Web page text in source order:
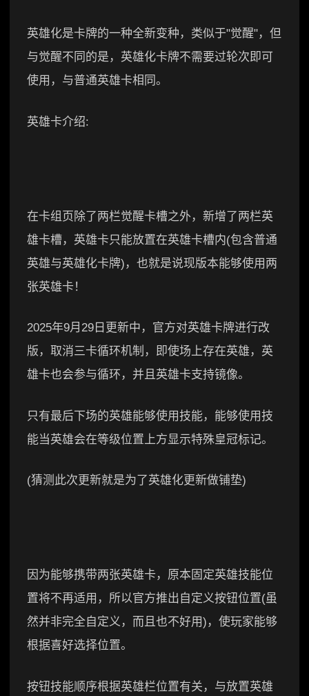
英雄化是卡牌的一种全新变种，类似于"觉醒"，但
与觉醒不同的是，英雄化卡牌不需要过轮次即可
使用，与普通英雄卡相同。
英雄卡介绍:
在卡组页除了两栏觉醒卡槽之外，新增了两栏英
雄卡槽，英雄卡只能放置在英雄卡槽内(包含普通
英雄与英雄化卡牌)，也就是说现版本能够使用两
张英雄卡！
2025年9月29日更新中，官方对英雄卡牌进行改
版，取消三卡循环机制，即使场上存在英雄，英
雄卡也会参与循环，并且英雄卡支持镜像。
只有最后下场的英雄能够使用技能，能够使用技
能当英雄会在等级位置上方显示特殊皇冠标记。
(猜测此次更新就是为了英雄化更新做铺垫)
因为能够携带两张英雄卡，原本固定英雄技能位
置将不再适用，所以官方推出自定义按钮位置(虽
然并非完全自定义，而且也不好用)，使玩家能够
根据喜好选择位置。
按钮技能顺序根据英雄栏位置有关，与放置英雄